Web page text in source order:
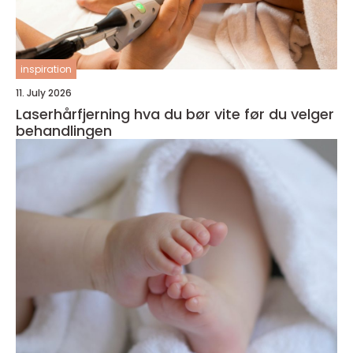
inspiration
11. July 2026
Laserhårfjerning hva du bør vite før du velger
behandlingen